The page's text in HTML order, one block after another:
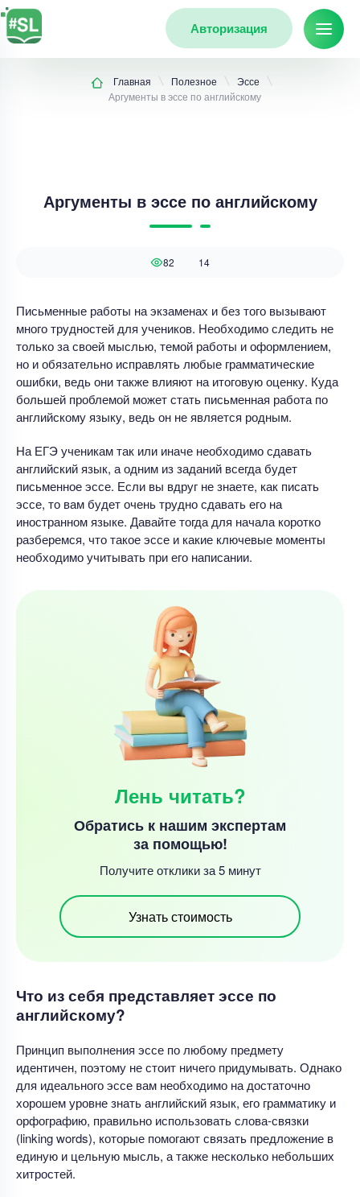
Авторизация
Главная Полезное
Эссе
Аргументы в эссе по английскому
Аргументы в эссе по английскому
82 14
Письменные работы на экзаменах и без того вызывают
много трудностей для учеников. Необходимо следить не
только за своей мыслью, темой работы и оформлением,
но и обязательно исправлять любые грамматические
ошибки, ведь они также влияют на итоговую оценку. Куда
большей проблемой может стать письменная работа по
английскому языку, ведь он не является родным.
На ЕГЭ ученикам так или иначе необходимо сдавать
английский язык, а одним из заданий всегда будет
письменное эссе. Если вы вдруг не знаете, как писать
эссе, то вам будет очень трудно сдавать его на
иностранном языке. Давайте тогда для начала коротко
разберемся, что такое эссе и какие ключевые моменты
необходимо учитывать при его написании.
Лень читать?
Обратись к нашим экспертам
за помощью!
Получите отклики за 5 минут
Узнать стоимость
Что из себя представляет эссе по
английскому?
Принцип выполнения эссе по любому предмету
идентичен, поэтому не стоит ничего придумывать. Однако
для идеального эссе вам необходимо на достаточно
хорошем уровне знать английский язык, его грамматику и
орфографию, правильно использовать слова-связки
(linking words), которые помогают связать предложение в
единую и цельную мысль, а также несколько небольших
хитростей.